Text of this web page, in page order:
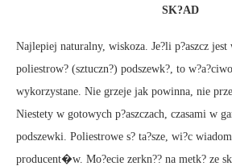
SK?AD
Najlepiej naturalny, wiskoza. Je?li p?aszcz jest
poliestrow? (sztuczn?) podszewk?, to
wykorzystane. Nie grzeje jak powinna, nie
Niestety w gotowych p?aszczach, czasami w
podszewki. Poliestrowe s? ta?sze, wi?c
producent�w. Mo?ecie zerkn?? na metk? ze